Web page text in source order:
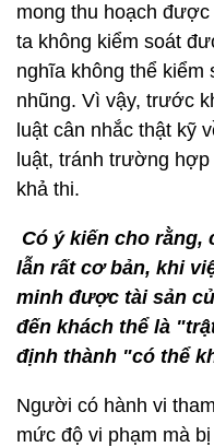
mong thu hoạch
ta không kiểm soát
nghĩa không thể kiểm
nhũng. Vì vậy, trước
luật cân nhắc thật kỹ
luật, tránh trường
khả thi.
Có ý kiến cho rằng,
lẫn rất cơ bản, khi
minh được tài sản
đến khách thể là
định thành "có thể
Người có hành vi
mức độ vi phạm mà